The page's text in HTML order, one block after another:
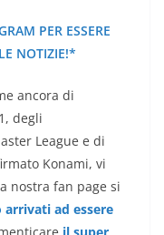
PER ESSERE
NOTIZIE!*
ancora di
degli
League e di
Konami, vi
nostra fan page si
arrivati ad essere